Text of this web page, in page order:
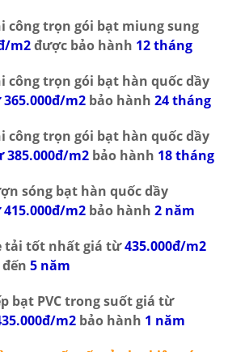
công trọn gói bạt miung sung
m2được bảo hành 12 tháng
công trọn gói bạt hàn quốc dầy
m2 bảo hành 24 tháng
công trọn gói bạt hàn quốc dầy
385.000đ/m2 bảo hành 18 tháng
sóng bạt hàn quốc dầy
m2 bảo hành 2 năm
tải tốt nhất giá từ435.000đ/m2
5 năm
bạt PVC trong suốt giá từ
m2 bảo hành 1 năm